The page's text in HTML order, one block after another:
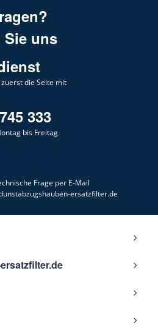
Sie uns
die Seite mit
333
bis Freitag
Frage per E-Mail
ersatzfilter.de